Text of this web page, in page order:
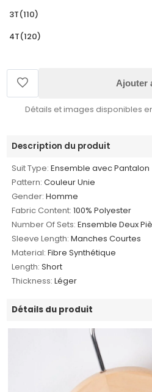
3T(110)
4T(120)
Ajouter
Détails et images disponibles
Description du produit
Suit Type: Ensemble avec Pantalon
Pattern: Couleur Unie
Gender: Homme
Fabric Content: 100% Polyester
Number Of Sets: Ensemble Deux
Sleeve Length: Manches Courtes
Material: Fibre Synthétique
Length: Short
Thickness: Léger
Détails du produit